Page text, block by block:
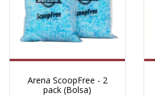
Arena ScoopFree - 2
pack (Bolsa)